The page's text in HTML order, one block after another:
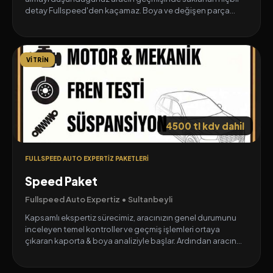
detay Fullspeed'den kaçamaz. Boya ve değişen parça
çekiyoruz.
Neden Önemli? "Hatasız" denilen araçlardaki gizli kazaları,
kilometre düşürme dolandırıcılıklarını ve şasi-podye gibi
hayati noktalardaki işlemleri ortaya çıkarır.
Aracın kaportasından mekanik en ince detayına kadar her
şeyi şeffaf raporumuzda görün, sürpriz yaşamayın.
VITRIN
4500 tl kdv dahil
FULLSPEED AUTO EXPERTIZ PAKETLERI
Speed Paket
Fullspeed Auto Expertiz • Sultanbeyli
Kapsamlı ekspertiz sürecimiz, aracınızın genel durumunu
inceleyen temel kontroller ve geçmiş işlemleri ortaya
çıkaran kaporta & boya analiziyle başlar. Ardından aracın